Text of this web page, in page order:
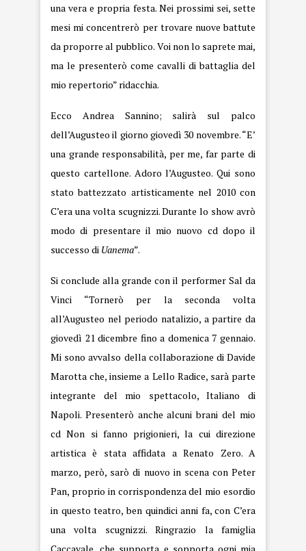
una vera e propria festa. Nei prossimi sei, sette
mesi mi concentrerò per trovare nuove battute
da proporre al pubblico. Voi non lo saprete mai,
ma le presenterò come cavalli di battaglia del
mio repertorio” ridacchia.
Ecco Andrea Sannino; salirà sul palco
dell’Augusteo il giorno giovedì 30 novembre. “E’
una grande responsabilità, per me, far parte di
questo cartellone. Adoro l’Augusteo. Qui sono
stato battezzato artisticamente nel 2010 con
C’era una volta scugnizzi. Durante lo show avrò
modo di presentare il mio nuovo cd dopo il
successo di Uanema”.
Si conclude alla grande con il performer Sal da
Vinci “Tornerò per la seconda volta
all’Augusteo nel periodo natalizio, a partire da
giovedì 21 dicembre fino a domenica 7 gennaio.
Mi sono avvalso della collaborazione di Davide
Marotta che, insieme a Lello Radice, sarà parte
integrante del mio spettacolo, Italiano di
Napoli. Presenterò anche alcuni brani del mio
cd Non si fanno prigionieri, la cui direzione
artistica è stata affidata a Renato Zero. A
marzo, però, sarò di nuovo in scena con Peter
Pan, proprio in corrispondenza del mio esordio
in questo teatro, ben quindici anni fa, con C’era
una volta scugnizzi. Ringrazio la famiglia
Caccavale, che supporta e sopporta ogni mia